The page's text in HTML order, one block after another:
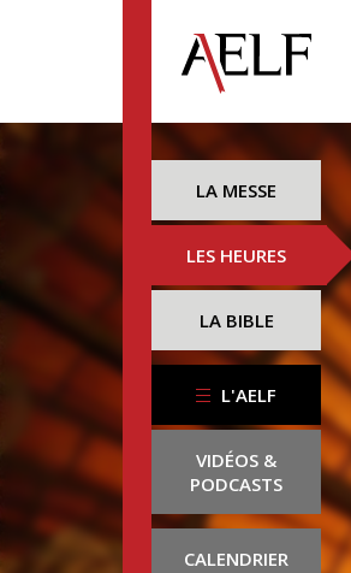
LA MESSE
LES HEURES
LA BIBLE
L'AELF
VIDÉOS &
PODCASTS
CALENDRIER